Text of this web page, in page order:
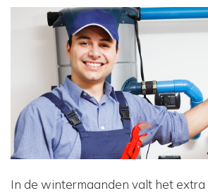
In de wintermaanden valt het